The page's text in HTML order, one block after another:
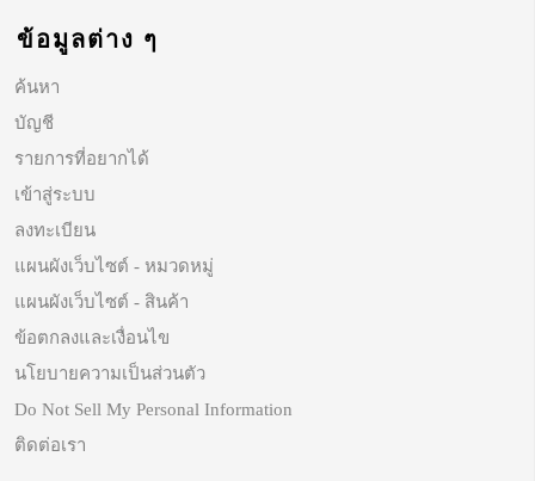
ข้อมูลต่าง ๆ
ค้นหา
บัญชี
รายการที่อยากได้
เข้าสู่ระบบ
ลงทะเบียน
แผนผังเว็บไซต์ - หมวดหมู่
แผนผังเว็บไซต์ - สินค้า
ข้อตกลงและเงื่อนไข
นโยบายความเป็นส่วนตัว
Do Not Sell My Personal Information
ติดต่อเรา